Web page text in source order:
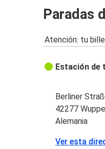
Paradas
Atención: tu
Estación de
Berliner
42277
Alemania
Ver esta